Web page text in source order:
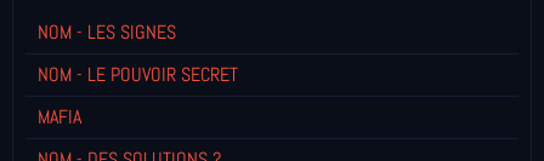
NOM - LES SIGNES
NOM - LE POUVOIR SECRET
MAFIA